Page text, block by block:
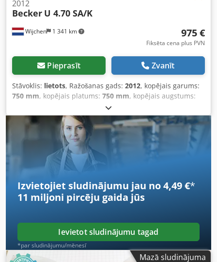
Wijchen 1 341 km
2012
Becker U 4.70 SA/K
975 €
Fiksēta cena plus PVN
Pieprasīt Zvanīt
Stāvoklis: lietots, Ražošanas gads: 2012, kopējais garums:
750 mm, kopējais platums: 750 mm, kopējais augstums:
, Pašmasa: 100 kg Codpfowgafmox Andorf -
Ražošanas gads: 2012 - Dokumentācija pieejama: Nē - CE
marķējums: Jā - CE sertifikāts: Nē - Sērijas numurs:
H2634320 - Transporta izmēri: 750mm x 750mm x 950mm
(g x p x a) - Transporta svars [kg]: 100kg - Transpota
iepakojumi [gab.]: 1 Finanšu informācija PVN: Norādītā
cena ir bez PVN PVN/starpības aplikšana ar nodokļiem: PVN
iespējami jebkurai rūpniecības aprīkojuma precei jebkurā
laikā Peter Stroomberg
Izvietojiet sludinājumu jau no 4,49 €*
11 miljoni pircēju gaida jūs
Ievietot sludinājumu tagad
*par sludinājumu/mēnesī
Mazā sludinājuma